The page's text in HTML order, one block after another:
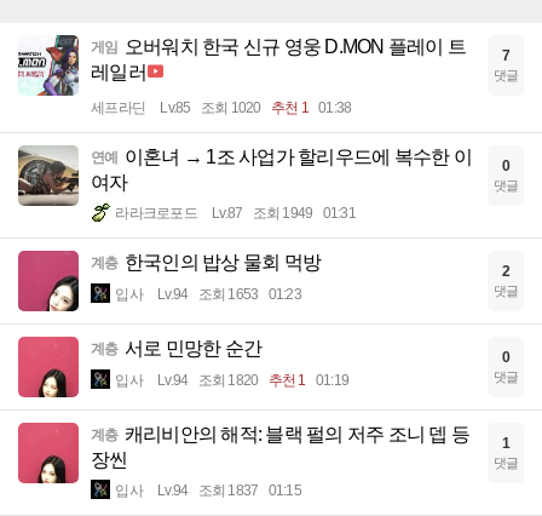
게임 오버워치 한국 신규 영웅 D.MON 플레이 트
레일러
세프라딘 Lv.85 조회 1020 추천 1 01:38
7
댓글
연예 이혼녀 → 1조 사업가 할리우드에 복수한 이
여자
라라크로포드 Lv.87 조회 1949 01:31
0
댓글
계층 한국인의 밥상 물회 먹방
입사 Lv.94 조회 1653 01:23
2
댓글
계층 서로 민망한 순간
입사 Lv.94 조회 1820 추천 1 01:19
0
댓글
계층 캐리비안의 해적: 블랙 펄의 저주 조니 뎁 등
장씬
입사 Lv.94 조회 1837 01:15
1
댓글